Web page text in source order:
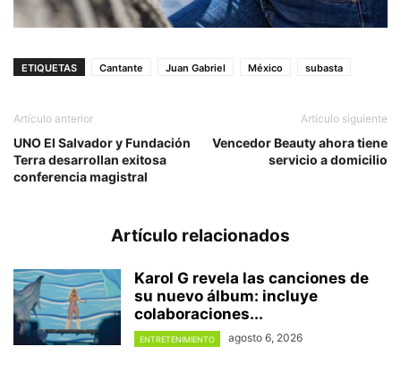
ETIQUETAS Cantante Juan Gabriel México subasta
Artículo anterior
UNO El Salvador y Fundación
Terra desarrollan exitosa
conferencia magistral
Artículo siguiente
Vencedor Beauty ahora tiene
servicio a domicilio
Artículo relacionados
Karol G revela las canciones de
su nuevo álbum: incluye
colaboraciones...
ENTRETENIMIENTO agosto 6, 2026